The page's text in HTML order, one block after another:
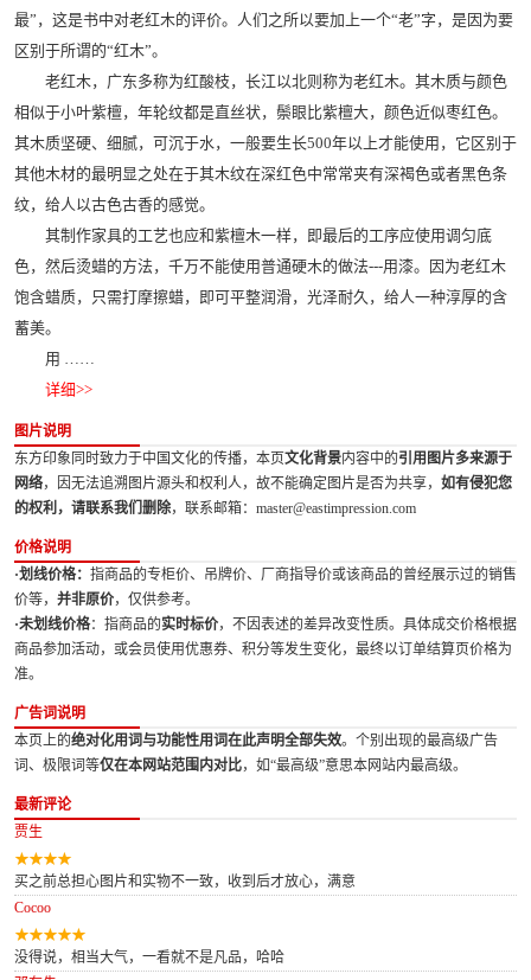
最”，这是书中对老红木的评价。人们之所以要加上一个“老”字，是因为要
区别于所谓的“红木”。
老红木，广东多称为红酸枝，长江以北则称为老红木。其木质与颜色
相似于小叶紫檀，年轮纹都是直丝状，鬃眼比紫檀大，颜色近似枣红色。
其木质坚硬、细腻，可沉于水，一般要生长500年以上才能使用，它区别于
其他木材的最明显之处在于其木纹在深红色中常常夹有深褐色或者黑色条
纹，给人以古色古香的感觉。
其制作家具的工艺也应和紫檀木一样，即最后的工序应使用调匀底
色，然后烫蜡的方法，千万不能使用普通硬木的做法---用漆。因为老红木
饱含蜡质，只需打摩擦蜡，即可平整润滑，光泽耐久，给人一种淳厚的含
蓄美。
用 ……
详细>>
图片说明
东方印象同时致力于中国文化的传播，本页文化背景内容中的引用图片多来源于
网络，因无法追溯图片源头和权利人，故不能确定图片是否为共享， 如有侵犯您
的权利，请联系我们删除，联系邮箱：master@eastimpression.com
价格说明
·划线价格： 指商品的专柜价、吊牌价、厂商指导价或该商品的曾经展示过的销售
价等， 并非原价，仅供参考。
·未划线价格：指商品的实时标价，不因表述的差异改变性质。具体成交价格根据
商品参加活动，或会员使用优惠券、积分等发生变化，最终以订单结算页价格为
准。
广告词说明
本页上的绝对化用词与功能性用词在此声明全部失效。个别出现的最高级广告
词、极限词等仅在本网站范围内对比，如“最高级”意思本网站内最高级。
最新评论
贾生
买之前总担心图片和实物不一致，收到后才放心，满意
Cocoo
没得说，相当大气，一看就不是凡品，哈哈